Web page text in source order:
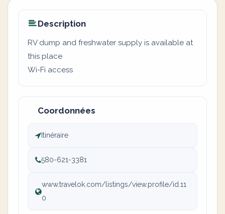
Description
RV dump and freshwater supply is available at
this place
Wi-Fi access
Coordonnées
Itinéraire
580-621-3381
www.travelok.com/listings/view.profile/id.11
0